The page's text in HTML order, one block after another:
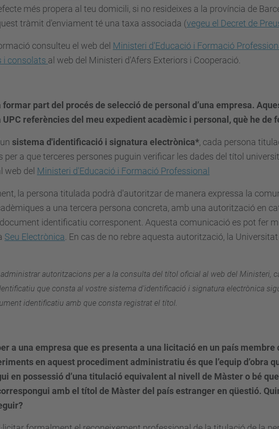
més propera al teu domicili, si no resideixes a la província de
tràmit d'enviament té una taxa associada (vegeu el Decret de
consulteu el web del Ministeri d'Educació i Formació
i consolats al web del Ministeri d'Afers Exteriors i Cooperació.
formar part del procés de selecció de personal d’una empresa.
UPC referències del meu expedient acadèmic i personal, què he de
sistema d'identificació i signatura electrònica*, cada persona
per a que terceres persones puguin verificar les dades del títol
web del Ministeri d'Educació i Formació Professional
la persona titulada podrà d'autoritzar de manera expressa la
a una tercera persona concreta, amb una autorització en
identificatiu corresponent. Aquesta comunicació es pot fer
Seu Electrònica . En cas de no rebre aquesta autorització, la
autoritzacions per a la consulta del títol oficial al web del Ministeri,
que consta al vostre sistema d'identificació i signatura electrònica
identificatiu amb que consta registrat el títol.
a una empresa que es presenta a una licitació en un país membre
en aquest procediment administratiu és que l’equip d’obra
en possessió d’una titulació equivalent al nivell de Màster o bé
amb el títol de Màster del país estranger en qüestió.